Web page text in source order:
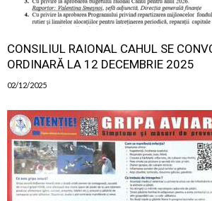
CONSILIUL RAIONAL CAHUL SE
ORDINARĂ LA 12 DECEMBRIE 2025
02/12/2025